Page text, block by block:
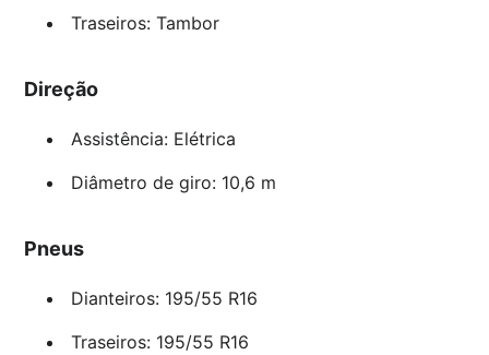
Traseiros: Tambor
Direção
Assistência: Elétrica
Diâmetro de giro: 10,6 m
Pneus
Dianteiros: 195/55 R16
Traseiros: 195/55 R16